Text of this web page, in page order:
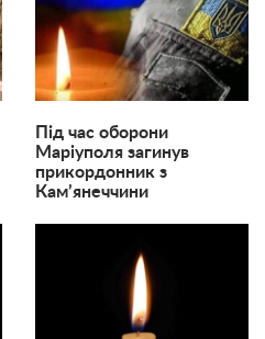
Під час оборони
Маріуполя загинув
прикордонник з
Кам’янеччини